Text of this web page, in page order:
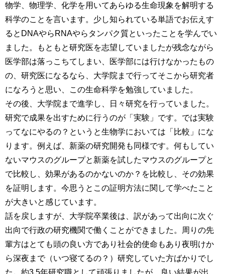
物学、物理学、化学を用いてあらゆる生命現象を解明する
科学のことを言います。少し知られている単語でお伝えす
るとDNAやらRNAやらタンパク質といったことを学んでい
ました。もともと研究医を志望していましたが残念ながら
医学部は落っこちてしまい、医学部には行けなかったもの
の、研究医になるなら、大学院まで行ってそこから研究者
になろうと思い、この生命科学を勉強していました。
その後、大学院まで進学し、日々研究を行っていました。
研究で成果を出すために行うのが「実験」です。では実験
ってなにやるの？というと生物学においては「比較」にな
ります。例えば、新薬の研究開発も同様です。何もしてい
ないマウスのグループと新薬を試したマウスのグループと
で比較し、効果があるのかないのか？を比較し、その効果
を証明します。今思うとこの証明方法に関して学べたこと
が大きいと感じています。
話を戻しますが、大学院卒業後は、訳があって出向に次ぐ
出向で行政の研究機関で働くことができました。周りの先
輩方はとても頭の良い方であり社会的使命もあり夜明けか
ら深夜まで（いつ寝てるの？）研究していた方ばかりでし
た。約3.5年研究職として頑張りましたが、良い結果が出